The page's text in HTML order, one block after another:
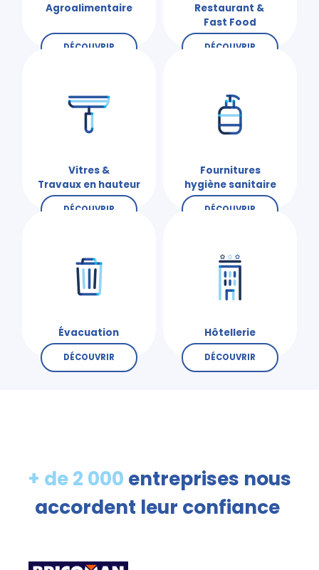
Agroalimentaire
DÉCOUVRIR
Restaurant &
Fast Food
DÉCOUVRIR
Vitres &
Travaux en hauteur
DÉCOUVRIR
Fournitures
hygiène sanitaire
DÉCOUVRIR
Évacuation
DÉCOUVRIR
Hôtellerie
DÉCOUVRIR
+ de 2 000 entreprises nous
accordent leur confiance